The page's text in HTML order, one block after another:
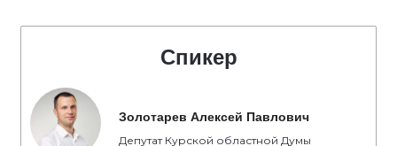
Спикер
Золотарев Алексей Павлович
Депутат Курской областной Думы